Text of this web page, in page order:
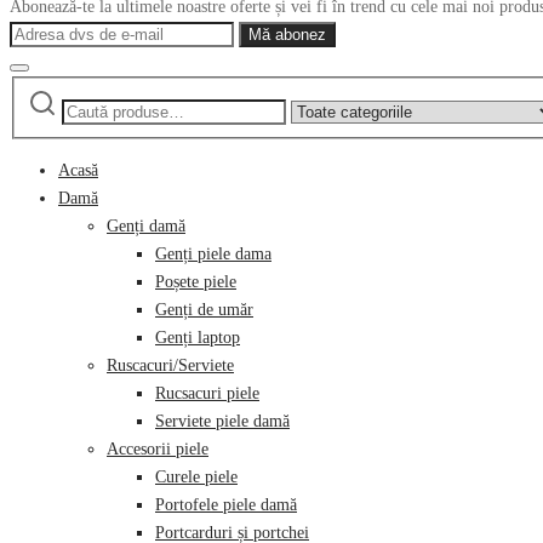
Abonează-te la ultimele noastre oferte și vei fi în trend cu cele mai noi
Caută
după:
Narrow
by
Acasă
Damă
Genți damă
Genți piele dama
Poșete piele
Genți de umăr
Genți laptop
Ruscacuri/Serviete
Rucsacuri piele
Serviete piele damă
Accesorii piele
Curele piele
Portofele piele damă
Portcarduri și portchei